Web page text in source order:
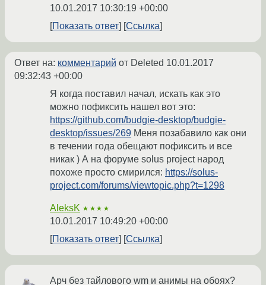
10.01.2017 10:30:19 +00:00
Показать ответ
Ссылка
Ответ на: комментарий от Deleted 10.01.2017
09:32:43 +00:00
Я когда поставил начал, искать как это
можно пофиксить нашел вот это:
https://github.com/budgie-desktop/budgie-
desktop/issues/269 Меня позабавило как они
в течении года обещают пофиксить и все
никак ) А на форуме solus project народ
похоже просто смирился: https://solus-
project.com/forums/viewtopic.php?t=1298
AleksK ★★★★
10.01.2017 10:49:20 +00:00
Показать ответ
Ссылка
Арч без тайлового wm и анимы на обоях?